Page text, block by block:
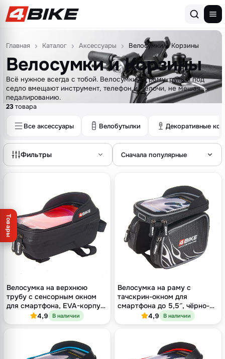
Главная Каталог Аксессуары Велосумки и Корзины
Велосумки и Корзины
Всё нужное всегда с тобой. Велосумки на раму, руль и под
седло вмещают инструмент, телефон и мелочи, не мешая
педалированию.
23товара
Все аксессуары Велобутылки Декоративные
Фильтры Сначала популярные
Велосумка на верхнюю
трубу с сенсорным окном
для смартфона, EVA-корпус,
чёрная
4,9 В наличии
Велосумка на раму с
тачскрин-окном для
смартфона до 5,5″, чёрно-
серая, 19×15×12,5 см
4,9 В наличии
Товары